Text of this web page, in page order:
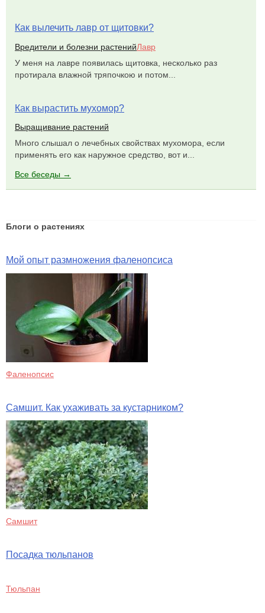
Как вылечить лавр от щитовки?
Вредители и болезни растенийЛавр
У меня на лавре появилась щитовка, несколько раз
протирала влажной тряпочкою и потом...
Как вырастить мухомор?
Выращивание растений
Много слышал о лечебных свойствах мухомора, если
применять его как наружное средство, вот и...
Все беседы →
Блоги о растениях
Мой опыт размножения фаленопсиса
Фаленопсис
Самшит. Как ухаживать за кустарником?
Самшит
Посадка тюльпанов
Тюльпан